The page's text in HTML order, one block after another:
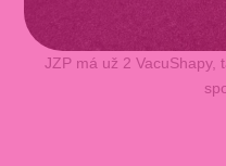
JZP má už 2 VacuShapy,